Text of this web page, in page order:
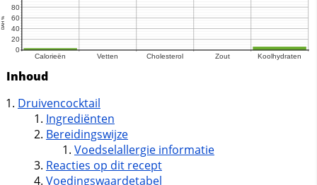
Inhoud
Druivencocktail
Ingrediënten
Bereidingswijze
Voedselallergie informatie
Reacties op dit recept
Voedingswaardetabel